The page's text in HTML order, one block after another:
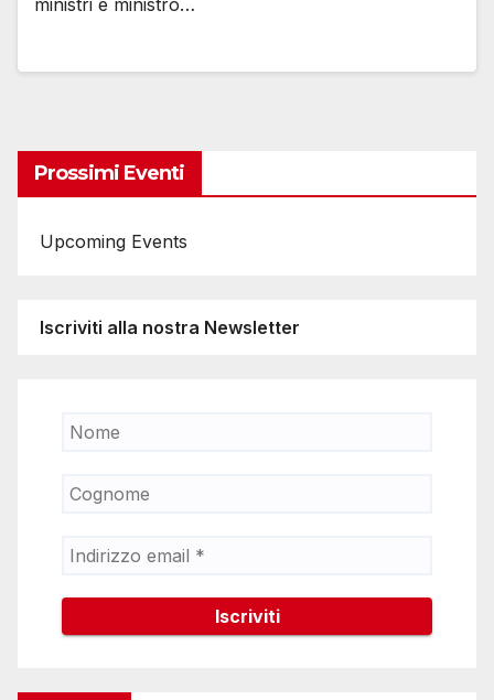
ministri e ministro…
Prossimi Eventi
Upcoming Events
Iscriviti alla nostra Newsletter